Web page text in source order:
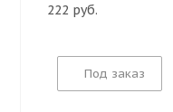
222 руб.
Под заказ